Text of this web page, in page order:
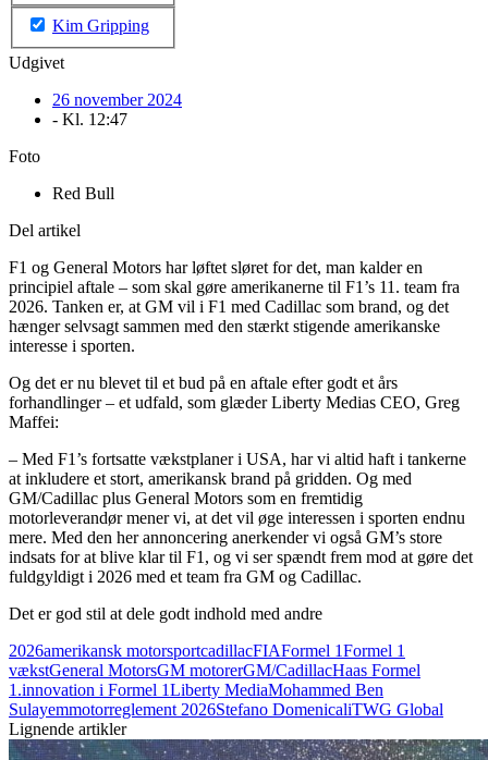
Kim Gripping
Udgivet
26 november 2024
- Kl. 12:47
Foto
Red Bull
Del artikel
F1 og General Motors har løftet sløret for det, man kalder en
principiel aftale – som skal gøre amerikanerne til F1’s 11. team fra
2026. Tanken er, at GM vil i F1 med Cadillac som brand, og det
hænger selvsagt sammen med den stærkt stigende amerikanske
interesse i sporten.
Og det er nu blevet til et bud på en aftale efter godt et års
forhandlinger – et udfald, som glæder Liberty Medias CEO, Greg
Maffei:
– Med F1’s fortsatte vækstplaner i USA, har vi altid haft i tankerne
at inkludere et stort, amerikansk brand på gridden. Og med
GM/Cadillac plus General Motors som en fremtidig
motorleverandør mener vi, at det vil øge interessen i sporten endnu
mere. Med den her annoncering anerkender vi også GM’s store
indsats for at blive klar til F1, og vi ser spændt frem mod at gøre det
fuldgyldigt i 2026 med et team fra GM og Cadillac.
Det er god stil at dele godt indhold med andre
2026amerikansk motorsportcadillacFIAFormel 1Formel 1
vækstGeneral MotorsGM motorerGM/CadillacHaas Formel
1.innovation i Formel 1Liberty MediaMohammed Ben
Sulayemmotorreglement 2026Stefano DomenicaliTWG Global
Lignende artikler